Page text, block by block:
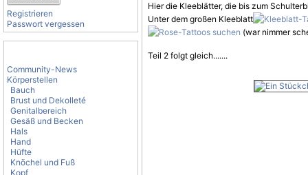
Registrieren
Passwort vergessen
Community-News
Körperstellen
Bauch
Brust und Dekolleté
Genitalbereich
Gesäß und Becken
Hals
Hand
Hüfte
Knöchel und Fuß
Kopf
Hier die Kleeblätter, die bis zum
Unter dem großen Kleeblatt
(war nimmer
Teil 2 folgt gleich.......